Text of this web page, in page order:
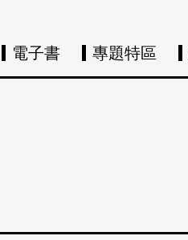
電子書 專題特區